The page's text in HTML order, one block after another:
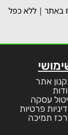
50 ₪ מתנה תקף ברכישה מעל 250 ₪ באתר | ללא כפל
אתר
עסקה
פרטיות
תמיכה